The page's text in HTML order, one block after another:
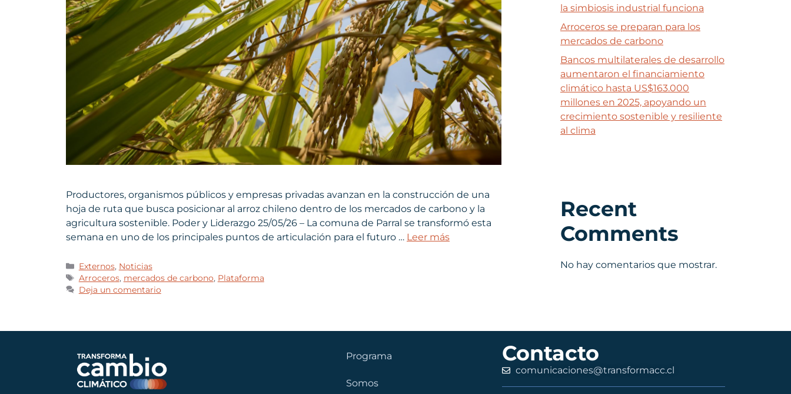
Productores, organismos públicos y empresas privadas avanzan en la construcción de una
hoja de ruta que busca posicionar al arroz chileno dentro de los mercados de carbono y la
agricultura sostenible. Poder y Liderazgo 25/05/26 – La comuna de Parral se transformó esta
semana en uno de los principales puntos de articulación para el futuro … Leer más
Externos, Noticias
Arroceros, mercados de carbono, Plataforma
Deja un comentario
la simbiosis industrial funciona
Arroceros se preparan para los
mercados de carbono
Bancos multilaterales de desarrollo
aumentaron el financiamiento
climático hasta US$163.000
millones en 2025, apoyando un
crecimiento sostenible y resiliente
al clima
Recent
Comments
No hay comentarios que mostrar.
Programa
Somos
Contacto
comunicaciones@transformacc.cl